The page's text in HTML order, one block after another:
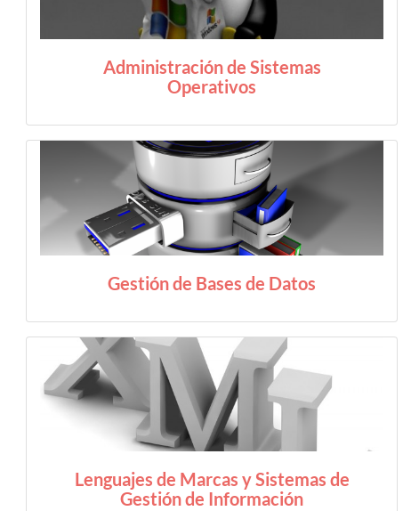
Administración de Sistemas
Operativos
Gestión de Bases de Datos
Lenguajes de Marcas y Sistemas de
Gestión de Información